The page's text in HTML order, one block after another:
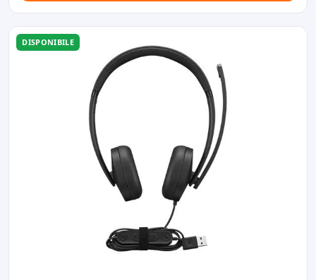
DISPONIBILE